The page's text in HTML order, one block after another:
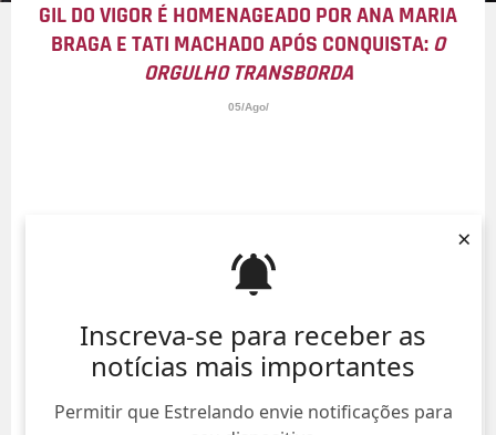
Inscreva-se para receber as
notícias mais importantes
Permitir que Estrelando envie notificações para
×
GIL DO VIGOR É HOMENAGEADO POR ANA MARIA
BRAGA E TATI MACHADO APÓS CONQUISTA:O
ORGULHO TRANSBORDA
05/Ago/